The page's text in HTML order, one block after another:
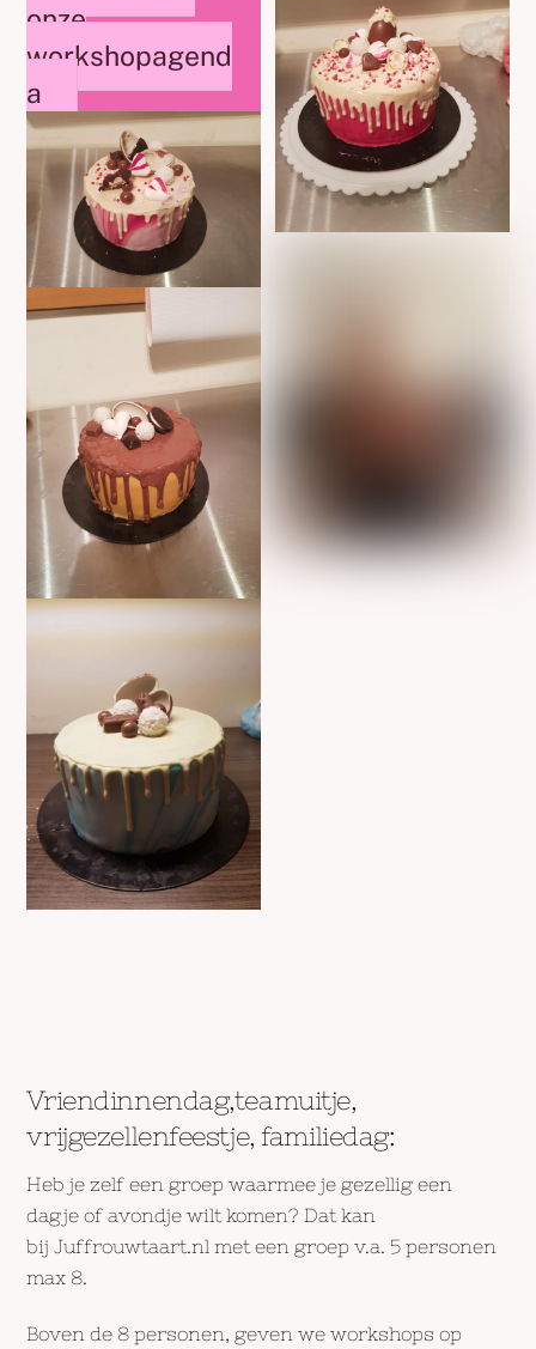
onze
workshopagend
a
Vriendinnendag,teamuitje,
vrijgezellenfeestje, familiedag:
Heb je zelf een groep waarmee je gezellig een
dagje of avondje wilt komen? Dat kan
bij Juffrouwtaart.nl met een groep v.a. 5 personen
max 8.
Boven de 8 personen, geven we workshops op